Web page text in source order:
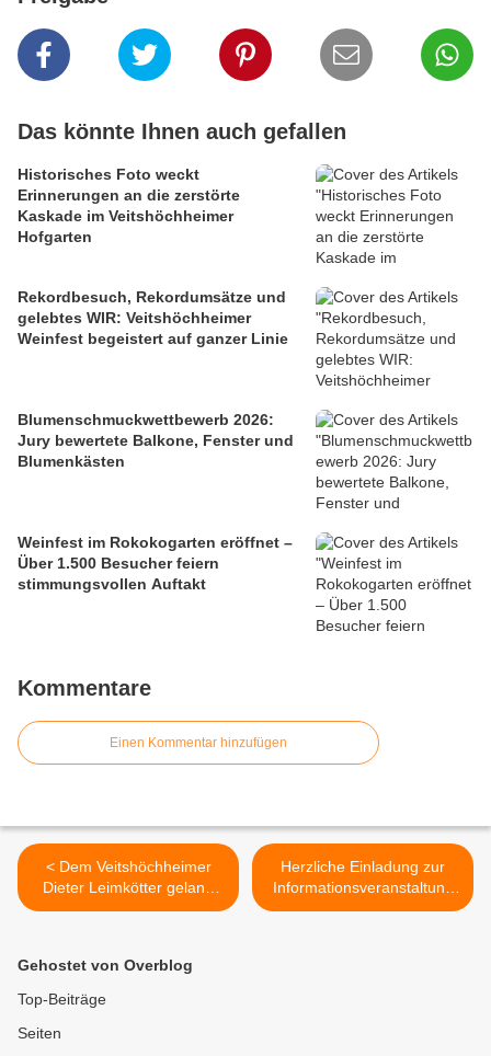
Das könnte Ihnen auch gefallen
Historisches Foto weckt
Erinnerungen an die zerstörte
Kaskade im Veitshöchheimer
Hofgarten
Rekordbesuch, Rekordumsätze und
gelebtes WIR: Veitshöchheimer
Weinfest begeistert auf ganzer Linie
Blumenschmuckwettbewerb 2026:
Jury bewertete Balkone, Fenster und
Blumenkästen
Weinfest im Rokokogarten eröffnet –
Über 1.500 Besucher feiern
stimmungsvollen Auftakt
Kommentare
Einen Kommentar hinzufügen
< Dem Veitshöchheimer
Dieter Leimkötter gelang
am Jahresbaumweg eine
Herzliche Einladung zur
Informationsveranstaltung
Seniorenwohnen
Gehostet von Overblog
Top-Beiträge
Seiten